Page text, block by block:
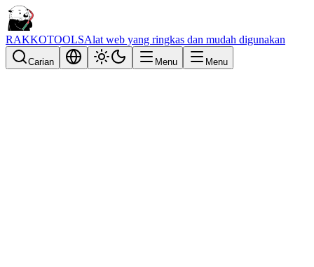
RAKKOTOOLSAlat web yang ringkas dan mudah digunakan
Carian Menu Menu